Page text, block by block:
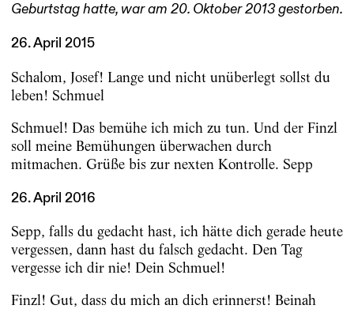
Geburtstag hatte, war am 20. Oktober 2013 gestorben.
26. April 2015
Schalom, Josef! Lange und nicht unüberlegt sollst du
leben! Schmuel
Schmuel! Das bemühe ich mich zu tun. Und der Finzl
soll meine Bemühungen überwachen durch
mitmachen. Grüße bis zur nexten Kontrolle. Sepp
26. April 2016
Sepp, falls du gedacht hast, ich hätte dich gerade heute
vergessen, dann hast du falsch gedacht. Den Tag
vergesse ich dir nie! Dein Schmuel!
Finzl! Gut, dass du mich an dich erinnerst! Beinah